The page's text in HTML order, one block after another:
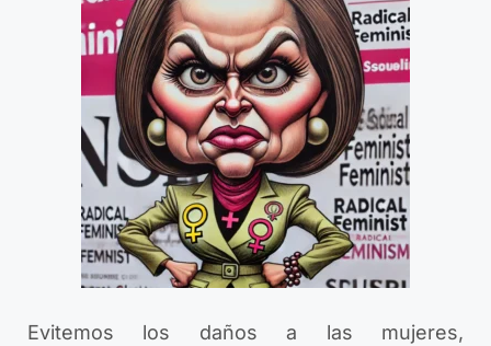
Evitemos los daños a las mujeres,